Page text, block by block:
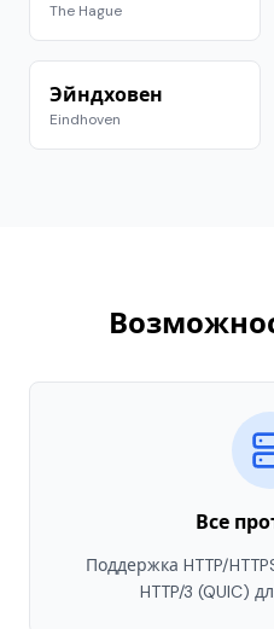
The Hague
Эйндховен
Eindhoven
Все
Поддержка HTTP/
HTTP/3 (QUIC)